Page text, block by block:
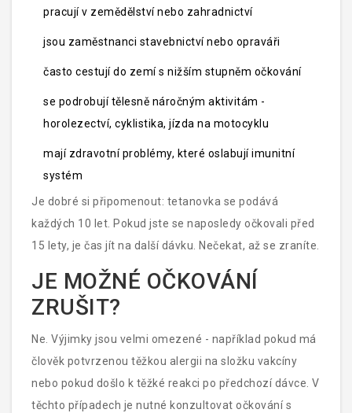
léčbu je úmrtnost stále vysoká.
pracují v zemědělství nebo zahradnictví
jsou zaměstnanci stavebnictví nebo opraváři
často cestují do zemí s nižším stupněm očkování
se podrobují tělesně náročným aktivitám -
horolezectví, cyklistika, jízda na motocyklu
mají zdravotní problémy, které oslabují imunitní
systém
Je dobré si připomenout: tetanovka se podává
každých 10 let. Pokud jste se naposledy očkovali před
15 lety, je čas jít na další dávku. Nečekat, až se zraníte.
JE MOŽNÉ OČKOVÁNÍ
ZRUŠIT?
Ne. Výjimky jsou velmi omezené - například pokud má
člověk potvrzenou těžkou alergii na složku vakcíny
nebo pokud došlo k těžké reakci po předchozí dávce. V
těchto případech je nutné konzultovat očkování s